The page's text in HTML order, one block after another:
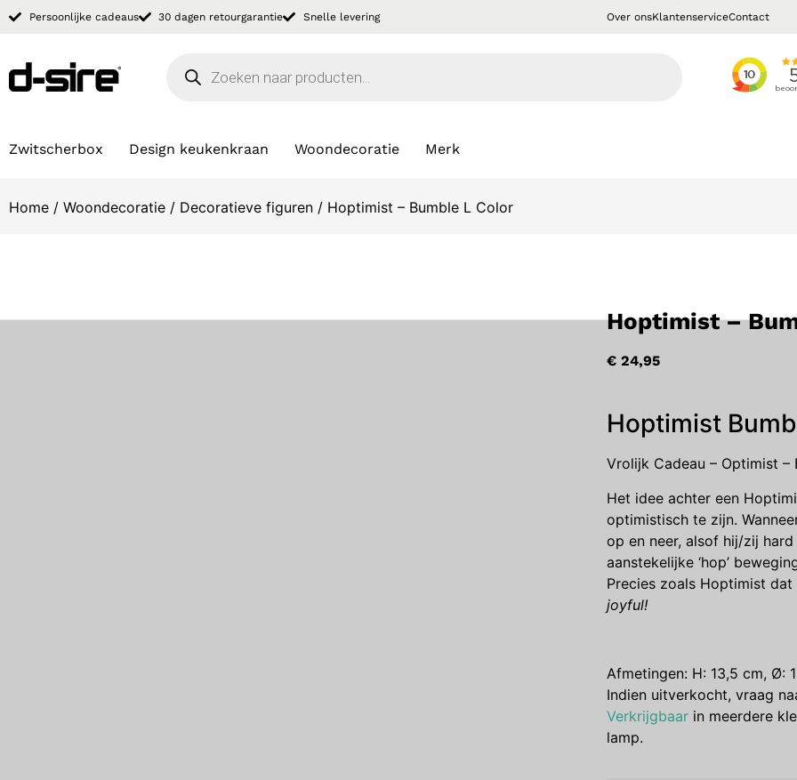
Persoonlijke cadeaus 30 dagen retourgarantie Snelle levering Over onsKlantenserviceContact
Zwitscherbox Design keukenkraan Woondecoratie Merk
Home / Woondecoratie / Decoratieve figuren / Hoptimist – Bumble L Color
Hoptimist –
€ 24,95
Hoptimist
Vrolijk Cadeau – Optimist –
Het idee achter een
optimistisch te zijn.
op en neer, alsof hij/zij
aanstekelijke ‘hop’
Precies zoals Hoptimist
joyful!
Afmetingen: H: 13,5 cm, Ø:
Indien uitverkocht, vraag
Verkrijgbaar in meerdere
lamp.